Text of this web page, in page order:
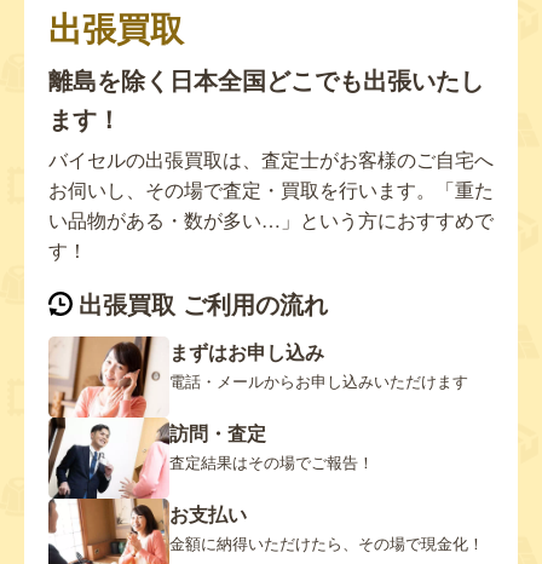
出張買取
離島を除く日本全国どこでも出張いたし
ます！
バイセルの出張買取は、査定士がお客様のご自宅へ
お伺いし、その場で査定・買取を行います。「重た
い品物がある・数が多い…」という方におすすめで
す！
出張買取 ご利用の流れ
まずはお申し込み
電話・メールからお申し込みいただけます
訪問・査定
査定結果はその場でご報告！
お支払い
金額に納得いただけたら、その場で現金化！